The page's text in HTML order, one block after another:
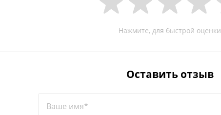
Нажмите, для быстрой оценки
Оставить отзыв
Ваше имя*